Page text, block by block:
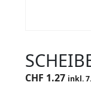
CHF 1.27 inkl.